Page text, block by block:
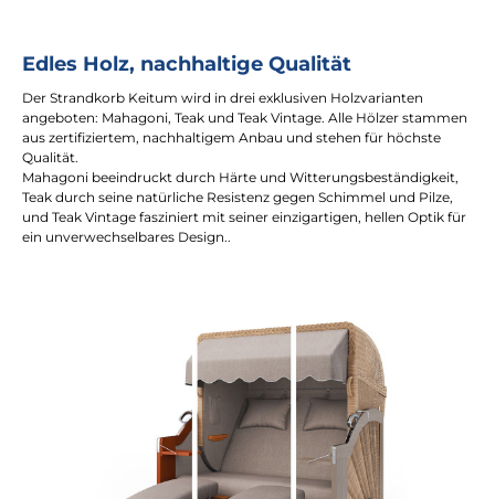
Edles Holz, nachhaltige Qualität
Der Strandkorb Keitum wird in drei exklusiven Holzvarianten
angeboten: Mahagoni, Teak und Teak Vintage. Alle Hölzer stammen
aus zertifiziertem, nachhaltigem Anbau und stehen für höchste
Qualität.
Mahagoni beeindruckt durch Härte und Witterungsbeständigkeit,
Teak durch seine natürliche Resistenz gegen Schimmel und Pilze,
und Teak Vintage fasziniert mit seiner einzigartigen, hellen Optik für
ein unverwechselbares Design..